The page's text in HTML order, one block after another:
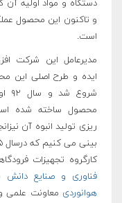
دستگاه و مواد اولیه آن
و تاکنون این محصول
است.
مدیرعامل این شرکت
محصول ساخته شده
ریزی تولید انبوه آن
کارگروه تجهیزات
فناوری و صنایع دانش
هوانوردی معاونت علمی